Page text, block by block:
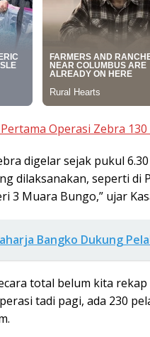
Operasi Zebra
digelar sejak pukul
dilaksanakan, seperti di
3 Muara Bungo,” ujar
Bangko Dukung
total belum kita
tadi pagi, ada 230